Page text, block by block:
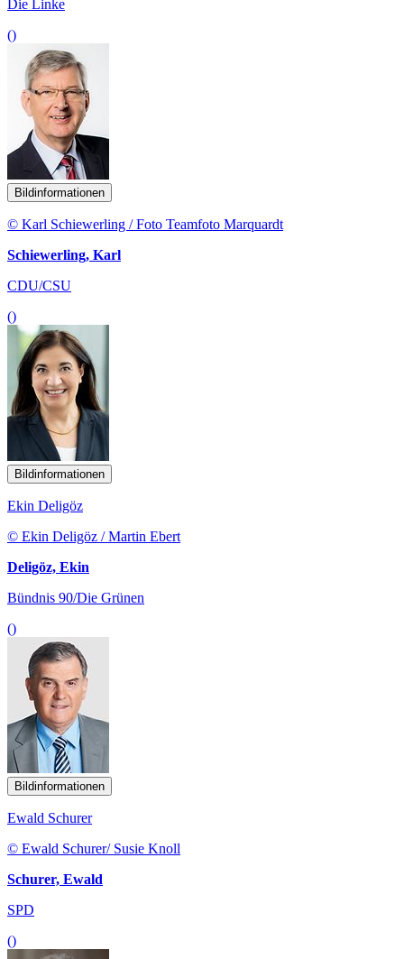
Die Linke
()
Bildinformationen
© Karl Schiewerling / Foto Teamfoto Marquardt
Schiewerling, Karl
CDU/CSU
()
Bildinformationen
Ekin Deligöz
© Ekin Deligöz / Martin Ebert
Deligöz, Ekin
Bündnis 90/Die Grünen
()
Bildinformationen
Ewald Schurer
© Ewald Schurer/ Susie Knoll
Schurer, Ewald
SPD
()